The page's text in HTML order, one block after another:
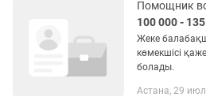
Помощник
100 000 -
Жеке
көмекшісі
болады.
Астана, 29